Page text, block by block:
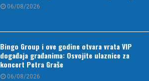
06/08/2026
Bingo Group i ove godine otvara vrata VIP
događaja građanima: Osvojite ulaznice za
koncert Petra Graše
06/08/2026